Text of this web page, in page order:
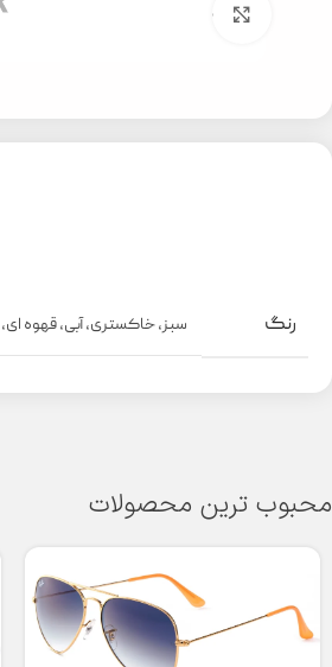
رنگ سبز,خاکستری,آبی,قهوه ای,
محبوب ترین محصولات